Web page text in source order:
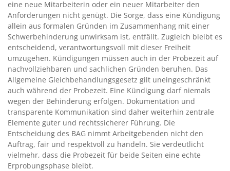
eine neue Mitarbeiterin oder ein neuer Mitarbeiter den
Anforderungen nicht genügt. Die Sorge, dass eine Kündigung
allein aus formalen Gründen im Zusammenhang mit einer
Schwerbehinderung unwirksam ist, entfällt. Zugleich bleibt es
entscheidend, verantwortungsvoll mit dieser Freiheit
umzugehen. Kündigungen müssen auch in der Probezeit auf
nachvollziehbaren und sachlichen Gründen beruhen. Das
Allgemeine Gleichbehandlungsgesetz gilt uneingeschränkt
auch während der Probezeit. Eine Kündigung darf niemals
wegen der Behinderung erfolgen. Dokumentation und
transparente Kommunikation sind daher weiterhin zentrale
Elemente guter und rechtssicherer Führung. Die
Entscheidung des BAG nimmt Arbeitgebenden nicht den
Auftrag, fair und respektvoll zu handeln. Sie verdeutlicht
vielmehr, dass die Probezeit für beide Seiten eine echte
Erprobungsphase bleibt.